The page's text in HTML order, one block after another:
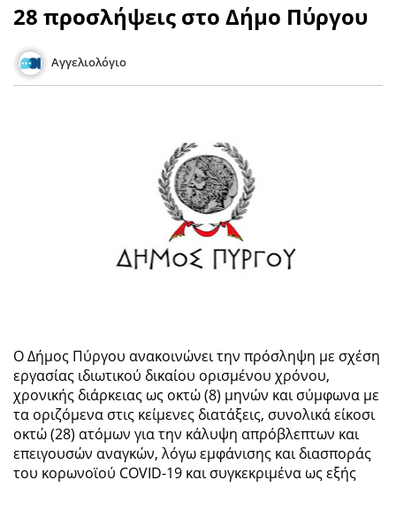
28 προσλήψεις στο Δήμο Πύργου
Αγγελιολόγιο
Ο Δήμος Πύργου ανακοινώνει την πρόσληψη με σχέση
εργασίας ιδιωτικού δικαίου ορισμένου χρόνου,
χρονικής διάρκειας ως οκτώ (8) μηνών και σύμφωνα με
τα οριζόμενα στις κείμενες διατάξεις, συνολικά είκοσι
οκτώ (28) ατόμων για την κάλυψη απρόβλεπτων και
επειγουσών αναγκών, λόγω εμφάνισης και διασποράς
του κορωνοϊού COVID-19 και συγκεκριμένα ως εξής